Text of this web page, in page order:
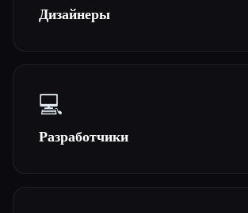
Дизайнеры
💻
Разработчики